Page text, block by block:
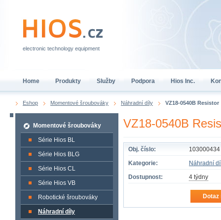
Eshop Momentové šroubováky Náhradní díly VZ18-0540B Resistor
VZ18-0540B
Obj. číslo:
103000434
Kategorie:
Náhradní
Dostupnost:
4 týdny
Dotaz
Momentové šroubováky
Série Hios BL
Série Hios BLG
Série Hios CL
Série Hios VB
Robotické šroubováky
Náhradní díly
electronic technology equipment
Home Produkty Služby Podpora Hios Inc.